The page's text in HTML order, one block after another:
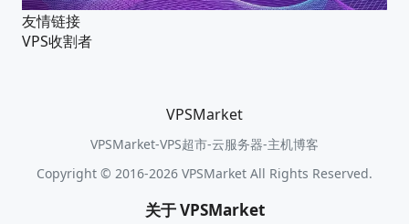
友情链接
VPS收割者
VPSMarket
VPSMarket-VPS超市-云服务器-主机博客
Copyright © 2016-2026 VPSMarket All Rights Reserved.
关于 VPSMarket